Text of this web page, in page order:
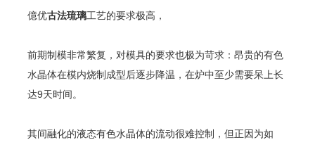
億优古法琉璃工艺的要求极高，
前期制模非常繁复，对模具的要求也极为苛求：昂贵的有色
水晶体在模内烧制成型后逐步降温，在炉中至少需要呆上长
达9天时间。
其间融化的液态有色水晶体的流动很难控制，但正因为如